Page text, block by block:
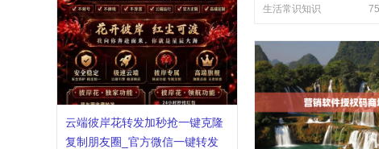
云端彼岸花转发加秒抢一键克隆
复制朋友圈_官方微信一键转发
生活常识知识